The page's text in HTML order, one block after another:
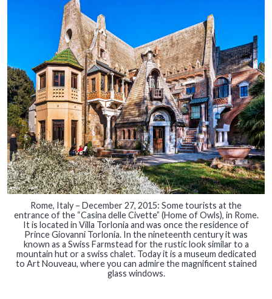
Rome, Italy – December 27, 2015: Some tourists at the
entrance of the “Casina delle Civette” (Home of Owls), in Rome.
It is located in Villa Torlonia and was once the residence of
Prince Giovanni Torlonia. In the nineteenth century it was
known as a Swiss Farmstead for the rustic look similar to a
mountain hut or a swiss chalet. Today it is a museum dedicated
to Art Nouveau, where you can admire the magnificent stained
glass windows.